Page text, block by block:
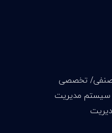
صنفی/ تخصصی
سیستم مدیریت